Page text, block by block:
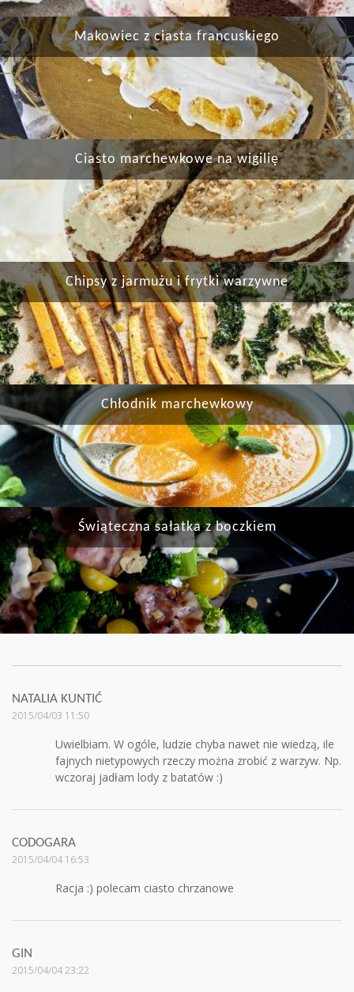
Makowiec z ciasta francuskiego
Ciasto marchewkowe na wigilię
Chipsy z jarmużu i frytki warzywne
Chłodnik marchewkowy
Świąteczna sałatka z boczkiem
NATALIA KUNTIĆ
2015/04/03 11:50
Uwielbiam. W ogóle, ludzie chyba nawet nie wiedzą, ile
fajnych nietypowych rzeczy można zrobić z warzyw. Np.
wczoraj jadłam lody z batatów :)
CODOGARA
2015/04/04 16:53
Racja :) polecam ciasto chrzanowe
GIN
2015/04/04 23:22